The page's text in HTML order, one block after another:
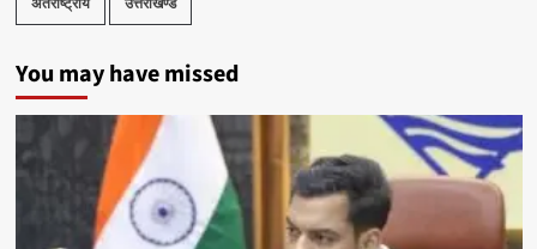
You may have missed